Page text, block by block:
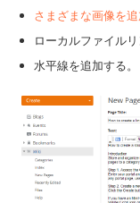
さまざまな画像を
ローカルファイル
水平線を追加する。